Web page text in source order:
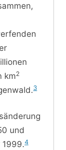
km2
3
und
1999.4